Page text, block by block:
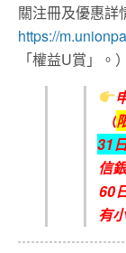
關注冊及優惠詳
https://
「權益U賞」。）
（
31
信
60
有